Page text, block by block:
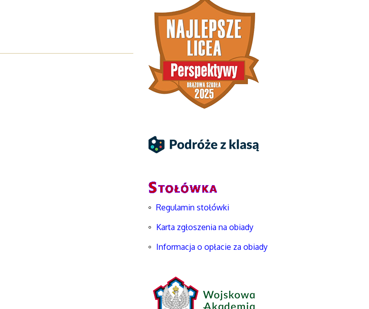
Regulamin stołówki
Karta zgłoszenia na obiady
Informacja o opłacie za obiady